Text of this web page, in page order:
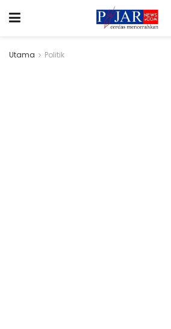
Utama Politik